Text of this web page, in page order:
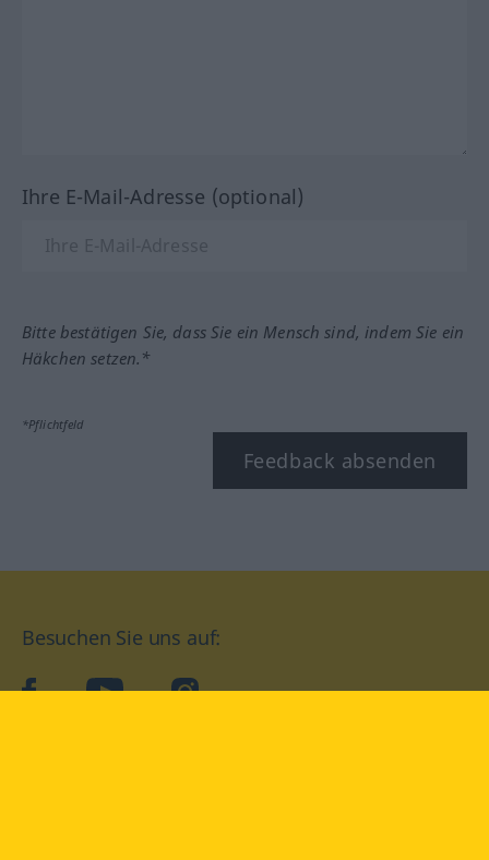
Ihre E-Mail-Adresse (optional)
Bitte bestätigen Sie, dass Sie ein Mensch sind, indem Sie ein
Häkchen setzen.*
*Pflichtfeld
Feedback absenden
Besuchen Sie uns auf:
facebookYouTube Instagram